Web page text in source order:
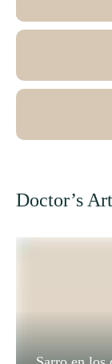
Doctor’s